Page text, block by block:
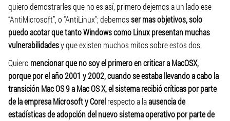
quiero demostrarles que no es así, primero dejemos a un lado ese
“AntiMicrosoft”, o “AntiLinux”; debemosser mas objetivos, solo
puedo acotar que tanto Windows como Linux presentan muchas
vulnerabilidadesy que existen muchos mitos sobre estos dos.
Quiero mencionar que no soy el primero en criticar a MacOSX,
porque por el año 2001 y 2002, cuando se estaba llevando a cabo la
transición Mac OS 9 a Mac OS X, el sistema recibió críticas por parte
de la empresa Microsoft y Corelrespecto a laausencia de
estadísticas de adopción del nuevo sistema operativo por parte de